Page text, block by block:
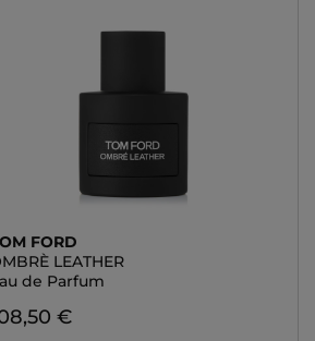
FORD
LEATHER
de Parfum
€